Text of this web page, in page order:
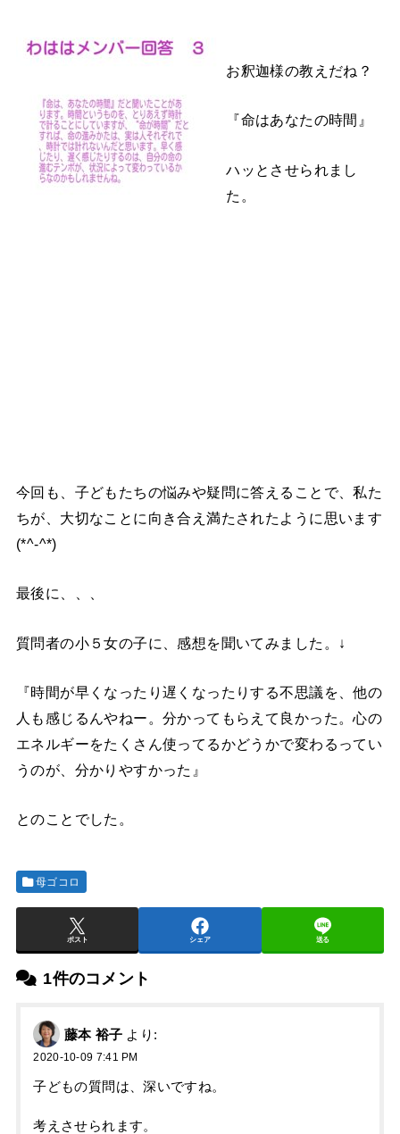
お釈迦様の教えだね？
『命はあなたの時間』
ハッとさせられまし
た。
今回も、子どもたちの悩みや疑問に答えることで、私た
ちが、大切なことに向き合え満たされたように思います
(*^-^*)
最後に、、、
質問者の小５女の子に、感想を聞いてみました。↓
『時間が早くなったり遅くなったりする不思議を、他の
人も感じるんやねー。分かってもらえて良かった。心の
エネルギーをたくさん使ってるかどうかで変わるってい
うのが、分かりやすかった』
とのことでした。
母ゴコロ
ポスト シェア 送る
1件のコメント
藤本 裕子 より:
2020-10-09 7:41 PM
子どもの質問は、深いですね。
考えさせられます。